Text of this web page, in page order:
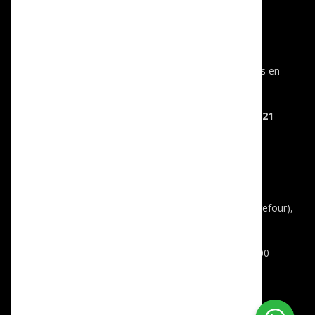
Autos : 20 marques de voitures classées les plus fiables en
Statistiques des immatriculations à décembre 2021
: Route de la Marsa km 13 (en face du carrefour),
: Lundi – Samedi, 10h00 – 19h00